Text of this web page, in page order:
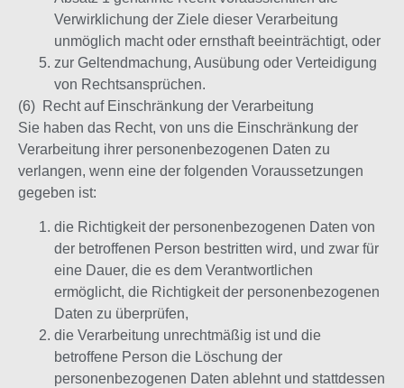
Verwirklichung der Ziele dieser Verarbeitung
unmöglich macht oder ernsthaft beeinträchtigt, oder
zur Geltendmachung, Ausübung oder Verteidigung
von Rechtsansprüchen.
(6) Recht auf Einschränkung der Verarbeitung
Sie haben das Recht, von uns die Einschränkung der
Verarbeitung ihrer personenbezogenen Daten zu
verlangen, wenn eine der folgenden Voraussetzungen
gegeben ist:
die Richtigkeit der personenbezogenen Daten von
der betroffenen Person bestritten wird, und zwar für
eine Dauer, die es dem Verantwortlichen
ermöglicht, die Richtigkeit der personenbezogenen
Daten zu überprüfen,
die Verarbeitung unrechtmäßig ist und die
betroffene Person die Löschung der
personenbezogenen Daten ablehnt und stattdessen